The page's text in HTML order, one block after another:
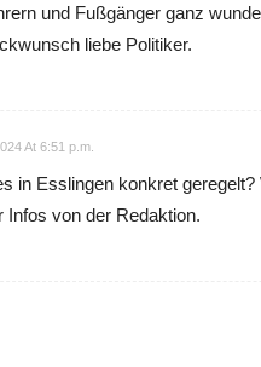
und Fußgänger ganz
liebe Politiker.
At 6:51 p.m.
in Esslingen konkret
von der Redaktion.